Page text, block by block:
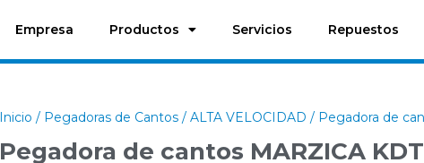
Empresa Productos Servicios Repuestos
Inicio / Pegadoras de Cantos /ALTA VELOCIDAD / Pegadora de
Pegadora de cantos MARZICA KDT